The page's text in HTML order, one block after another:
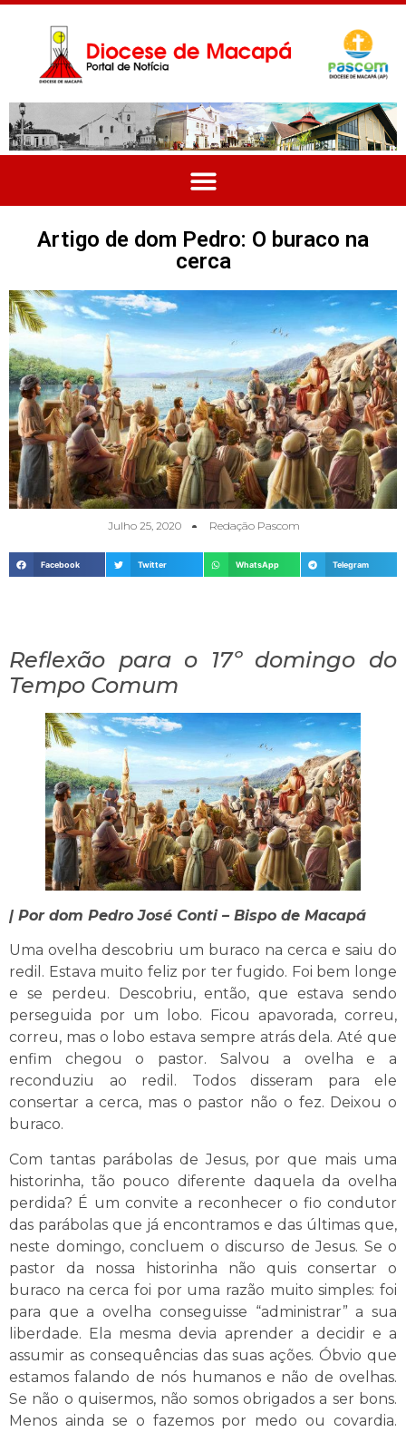
Artigo de dom Pedro: O buraco na
cerca
Julho 25, 2020 Redação Pascom
Facebook Twitter WhatsApp Telegram
Reflexão para o 17º domingo do
Tempo Comum
| Por dom Pedro José Conti – Bispo de Macapá
Uma ovelha descobriu um buraco na cerca e saiu do
redil. Estava muito feliz por ter fugido. Foi bem longe
e se perdeu. Descobriu, então, que estava sendo
perseguida por um lobo. Ficou apavorada, correu,
correu, mas o lobo estava sempre atrás dela. Até que
enfim chegou o pastor. Salvou a ovelha e a
reconduziu ao redil. Todos disseram para ele
consertar a cerca, mas o pastor não o fez. Deixou o
buraco.
Com tantas parábolas de Jesus, por que mais uma
historinha, tão pouco diferente daquela da ovelha
perdida? É um convite a reconhecer o fio condutor
das parábolas que já encontramos e das últimas que,
neste domingo, concluem o discurso de Jesus. Se o
pastor da nossa historinha não quis consertar o
buraco na cerca foi por uma razão muito simples: foi
para que a ovelha conseguisse “administrar” a sua
liberdade. Ela mesma devia aprender a decidir e a
assumir as consequências das suas ações. Óbvio que
estamos falando de nós humanos e não de ovelhas.
Se não o quisermos, não somos obrigados a ser bons.
Menos ainda se o fazemos por medo ou covardia.